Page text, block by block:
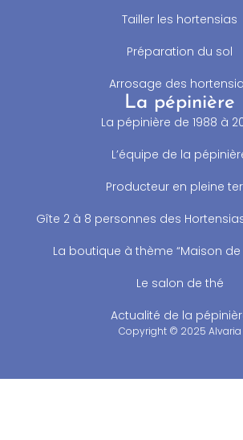
Tailler les hortensias
Préparation du sol
Arrosage des
La pépinière
La pépinière de 1988 à
L’équipe de la
Producteur en pleine
Gîte 2 à 8 personnes des
La boutique à thème “Maison de
Le salon de thé
Actualité de la
Copyright © 2025 Alvaria